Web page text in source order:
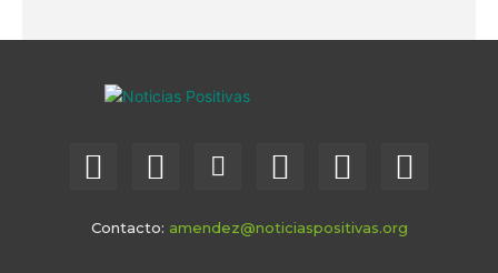
Contacto: amendez@noticiaspositivas.org